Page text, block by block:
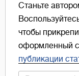
Станьте
чтобы
оформленный
публикации